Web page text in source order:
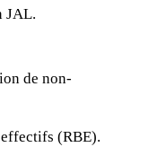
JAL.
de non-
(RBE).